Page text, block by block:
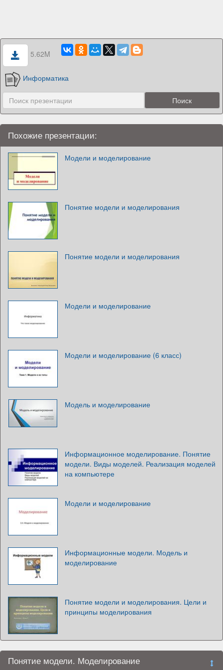
5.62M
Информатика
Похожие презентации:
Модели и моделирование
Понятие модели и моделирования
Понятие модели и моделирования
Модели и моделирование
Модели и моделирование (6 класс)
Модель и моделирование
Информационное моделирование. Понятие
модели. Виды моделей. Реализация моделей
на компьютере
Модели и моделирование
Информационные модели. Модель и
моделирование
Понятие модели и моделирования. Цели и
принципы моделирования
Понятие модели. Моделирование